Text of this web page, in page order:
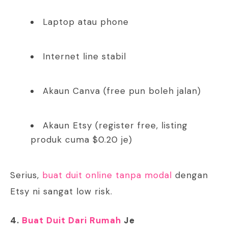
Laptop atau phone
Internet line stabil
Akaun Canva (free pun boleh jalan)
Akaun Etsy (register free, listing
produk cuma $0.20 je)
Serius, buat duit online tanpa modal dengan
Etsy ni sangat low risk.
4. Buat Duit Dari Rumah Je